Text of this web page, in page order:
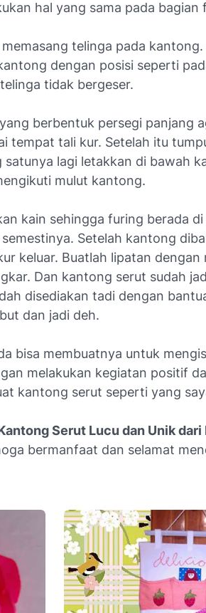
hal yang sama pada bagian
telinga pada
dengan posisi seperti
tidak bergeser.
berbentuk persegi panjang
tempat tali kur. Setelah itu
lagi letakkan di bawah
mulut kantong.
kain sehingga furing berada di
Setelah kantong
keluar. Buatlah lipatan dengan
Dan kantong serut sudah
disediakan tadi dengan
dan jadi deh.
bisa membuatnya untuk
melakukan kegiatan positif
kantong serut seperti yang
Serut Lucu dan Unik dari
bermanfaat dan selamat